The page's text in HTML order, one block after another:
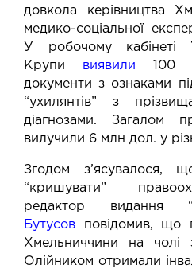
довкола керівництва
медико-соціальної
У робочому кабінеті
Крупи виявили
100
документи з ознаками
“ухилянтів” з
діагнозами. Загалом
вилучили 6 млн дол. у
Згодом з’ясувалося,
“кришувати”
редактор видання
Бутусов повідомив, що
Хмельниччини на чолі
Олійником отримали